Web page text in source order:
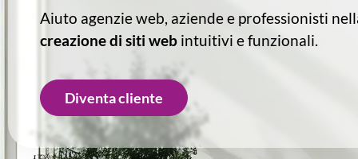
Aiuto agenzie web, aziende e professionisti
creazione di siti web intuitivi e funzionali.
Diventa cliente